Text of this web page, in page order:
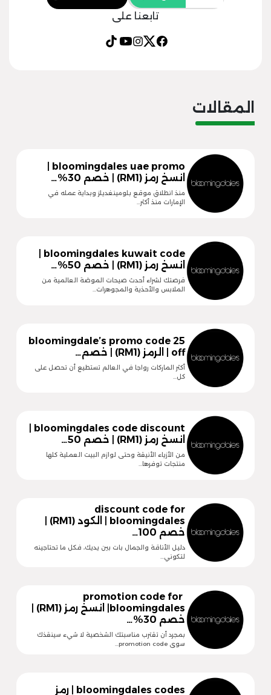
تابعنا على
المقالات
انسخ رمز (RM1) | خصم 30%…
منذ انطلاق موقع بلومينغديلز وبداية عمله في
الإمارات منذ أكثر…
انسخ رمز (RM1) | خصم 50%…
فرصتك لشراء أحدث صيحات الموضة العالمية من
الملابس والأحذية والمجوهرات…
bloomingdale’s promo code 25
off | الرمز (RM1) | خصم…
أكثر الماركات رواجا في العالم تستطيع أن تحصل على
كل…
انسخ رمز (RM1) | خصم 50…
من الأزياء الأنيقة وحتى لوازم البيت العملية كلها
منتجات توفرها…
discount code for
bloomingdales | الكود (RM1) |
خصم 100…
دليل الأناقة والجمال بات بين يديك، فكل ما تحتاجينه
لتكوني…
promotion code for
bloomingdales| انسخ رمز (RM1) |
خصم 30%…
بمجرد أن تقترب مناسبتك الشخصية لا شيء سينقذك
سوى promotion code…
bloomingdales codes | رمز